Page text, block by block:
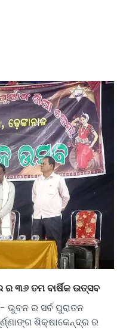
ର ୩୬ ତମ ବାର୍ଷିକ ଉତ୍ସବ
ଭୁବନ ର ସର୍ବ ପୁରାତନ
ଶିକ୍ଷାକେନ୍ଦ୍ର ର